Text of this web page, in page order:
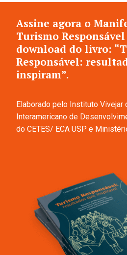
Assine agora o
Turismo
download do livro:
Responsável:
inspiram”.
Elaborado pelo Instituto Vivejar
Interamericano de
do CETES/ ECA USP e